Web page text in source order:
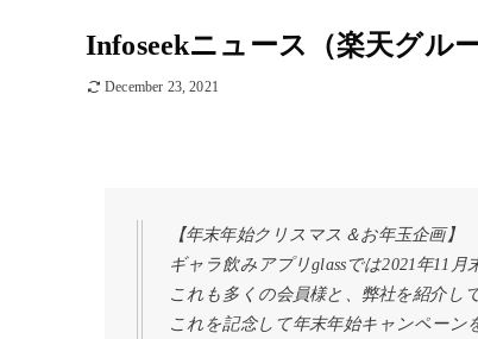
Infoseekニュース（楽天グル
December 23, 2021
【年末年始クリスマス＆お年玉企画】
ギャラ飲みアプリglassでは2021年11
これも多くの会員様と、弊社を紹介し
これを記念して年末年始キャンペーン